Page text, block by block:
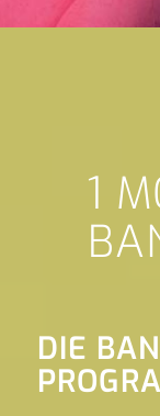
1
DIE